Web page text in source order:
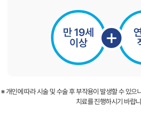
만 19세
※ 개인에 따라 시술 및 수술 후 부작용이 발생할 수 있으